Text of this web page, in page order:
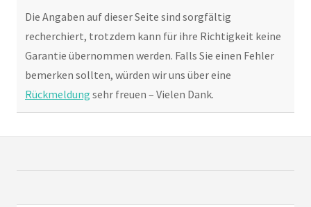
Die Angaben auf dieser Seite sind sorgfältig
recherchiert, trotzdem kann für ihre Richtigkeit keine
Garantie übernommen werden. Falls Sie einen Fehler
bemerken sollten, würden wir uns über eine
Rückmeldung sehr freuen – Vielen Dank.